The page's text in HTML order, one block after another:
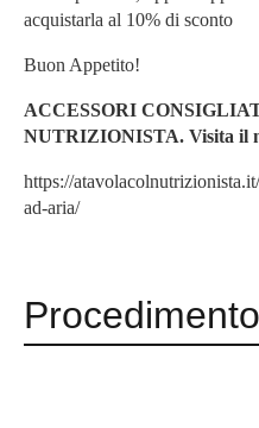
acquistarla al 10% di sconto
Buon Appetito!
ACCESSORI
NUTRIZIONISTA. Visita il
https://
ad-aria/
Procedimento